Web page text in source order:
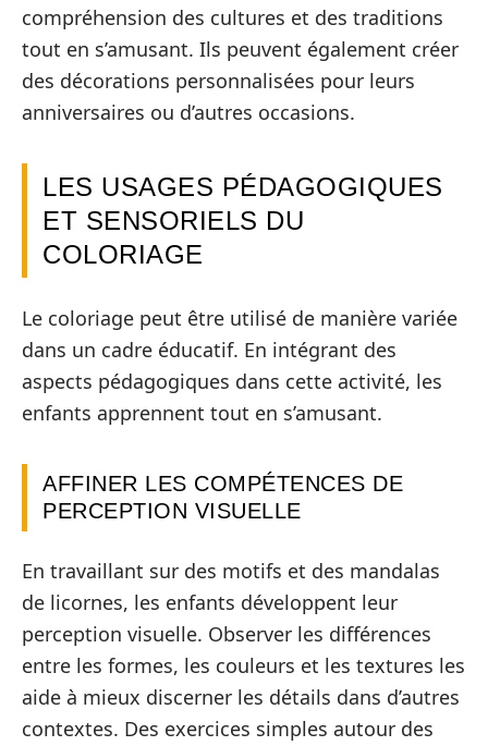
compréhension des cultures et des traditions
tout en s’amusant. Ils peuvent également créer
des décorations personnalisées pour leurs
anniversaires ou d’autres occasions.
LES USAGES PÉDAGOGIQUES
ET SENSORIELS DU
COLORIAGE
Le coloriage peut être utilisé de manière variée
dans un cadre éducatif. En intégrant des
aspects pédagogiques dans cette activité, les
enfants apprennent tout en s’amusant.
AFFINER LES COMPÉTENCES DE
PERCEPTION VISUELLE
En travaillant sur des motifs et des mandalas
de licornes, les enfants développent leur
perception visuelle. Observer les différences
entre les formes, les couleurs et les textures les
aide à mieux discerner les détails dans d’autres
contextes. Des exercices simples autour des